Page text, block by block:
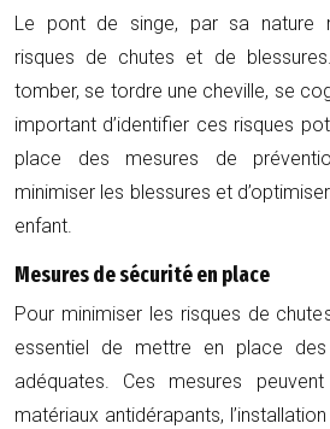
Le pont de singe, par sa nature
risques de chutes et de
tomber, se tordre une cheville, se
important d’identifier ces risques
place des mesures de
minimiser les blessures et
enfant.
Mesures de sécurité en place
Pour minimiser les risques de
essentiel de mettre en place
adéquates. Ces mesures
matériaux antidérapants,